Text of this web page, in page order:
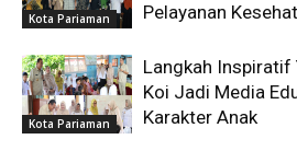
Kota Pariaman
Pelayanan
Kota Pariaman
Langkah Inspiratif
Koi Jadi Media
Karakter Anak